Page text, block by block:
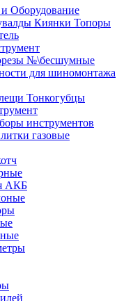
Оборудование
Киянки Топоры
№\бесшумные
для шиномонтажа
Тонкогубцы
инструментов
газовые
АКБ